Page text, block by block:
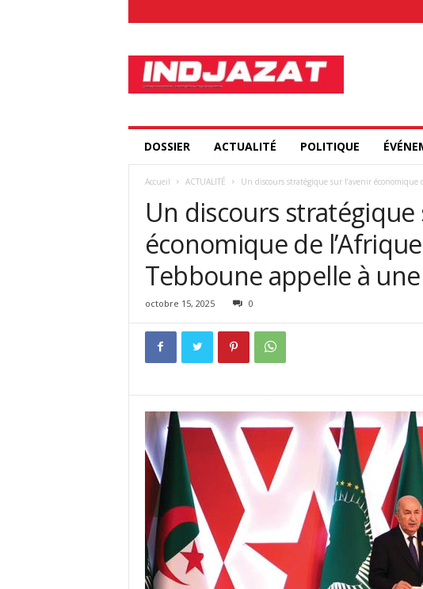
n
DOSSIER ACTUALITÉ POLITIQUE
Accueil ACTUALITÉ Un discours stratégique sur l’avenir
Un discours stratégique
économique de
Tebboune appelle à
octobre 15, 2025 0